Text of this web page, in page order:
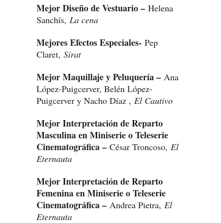
Mejor Diseño de Vestuario – Helena
Sanchís, La cena
Mejores Efectos Especiales- Pep
Claret, Sirat
Mejor Maquillaje y Peluquería – Ana
López-Puigcerver, Belén López-
Puigcerver y Nacho Díaz , El Cautivo
Mejor Interpretación de Reparto
Masculina en Miniserie o Teleserie
Cinematográfica – César Troncoso, El
Eternauta
Mejor Interpretación de Reparto
Femenina en Miniserie o Teleserie
Cinematográfica – Andrea Pietra, El
Eternauta